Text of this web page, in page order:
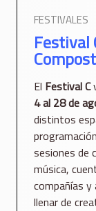
FESTIVALES
Festival
El Festival C
4 al 28 de
distintos
sesiones de
música,
compañías
llenar de